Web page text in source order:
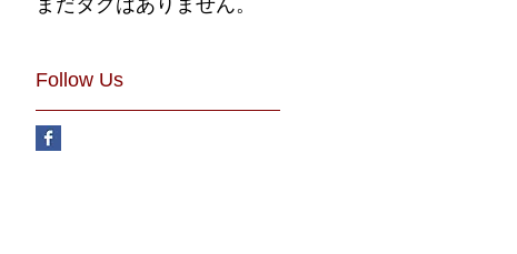
まだタグはありません。
Follow Us